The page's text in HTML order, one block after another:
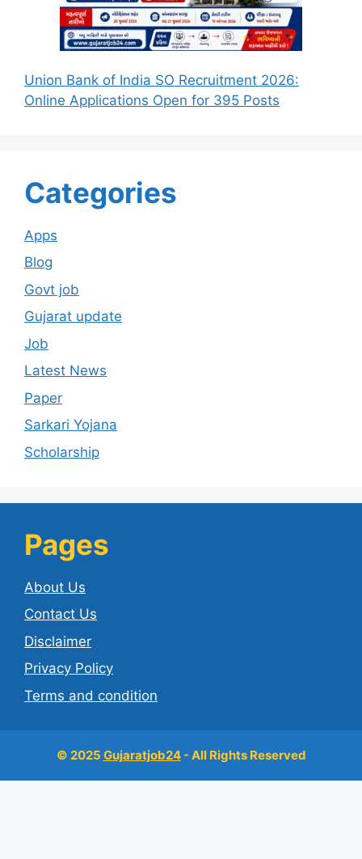
Union Bank of India SO Recruitment 2026:
Online Applications Open for 395 Posts
Categories
Apps
Blog
Govt job
Gujarat update
Job
Latest News
Paper
Sarkari Yojana
Scholarship
Pages
About Us
Contact Us
Disclaimer
Privacy Policy
Terms and condition
© 2025 Gujaratjob24- All Rights Reserved